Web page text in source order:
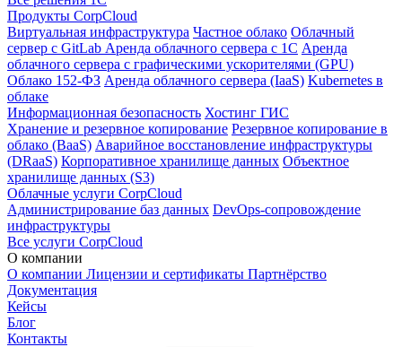
Продукты CorpCloud
Виртуальная инфраструктура Частное облако Облачный
сервер с GitLab Аренда облачного сервера с 1С Аренда
облачного сервера с графическими ускорителями (GPU)
Облако 152-ФЗ Аренда облачного сервера (IaaS) Kubernetes в
облаке
Информационная безопасность Хостинг ГИС
Хранение и резервное копирование Резервное копирование в
облако (BaaS) Аварийное восстановление инфраструктуры
(DRaaS) Корпоративное хранилище данных Объектное
хранилище данных (S3)
Облачные услуги CorpCloud
Администрирование баз данных DevOps-сопровождение
инфраструктуры
Все услуги CorpCloud
О компании
О компании Лицензии и сертификаты Партнёрство
Документация
Кейсы
Блог
Контакты